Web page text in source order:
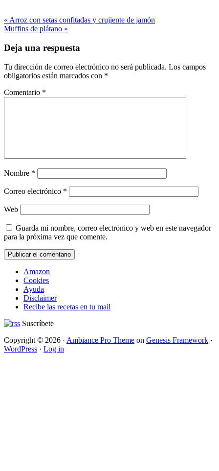
« Arroz con setas confitadas y crujiente de jamón
Muffins de plátano »
Deja una respuesta
Tu dirección de correo electrónico no será publicada. Los campos
obligatorios están marcados con *
Comentario *
Nombre *
Correo electrónico *
Web
Guarda mi nombre, correo electrónico y web en este navegador
para la próxima vez que comente.
Amazon
Cookies
Ayuda
Disclaimer
Recibe las recetas en tu mail
Suscríbete
Copyright © 2026 · Ambiance Pro Theme on Genesis Framework ·
WordPress · Log in